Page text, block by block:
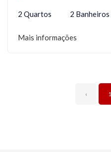
2 Quartos 2 Banheiros
Mais informações
‹ 1